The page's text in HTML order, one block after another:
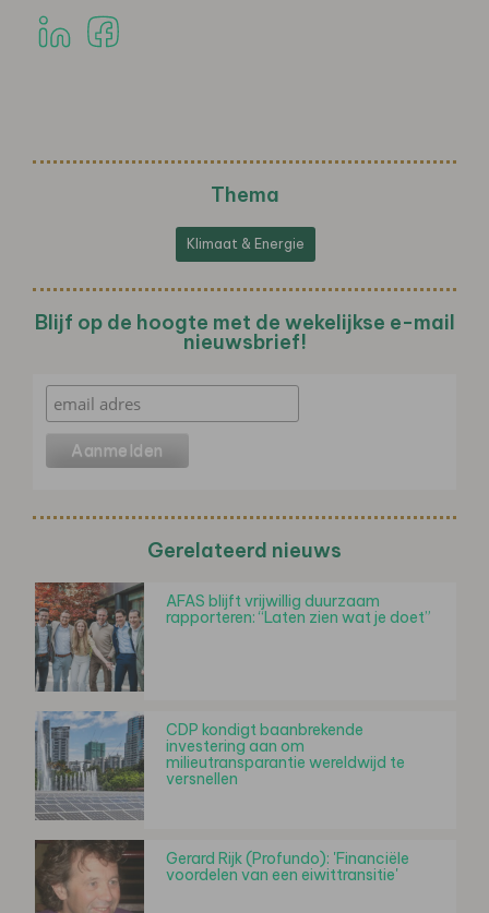
Thema
Klimaat & Energie
Blijf op de hoogte met de wekelijkse e-mail
nieuwsbrief!
Gerelateerd nieuws
AFAS blijft vrijwillig duurzaam
rapporteren: “Laten zien wat je doet”
CDP kondigt baanbrekende
investering aan om
milieutransparantie wereldwijd te
versnellen
Gerard Rijk (Profundo): 'Financiële
voordelen van een eiwittransitie'